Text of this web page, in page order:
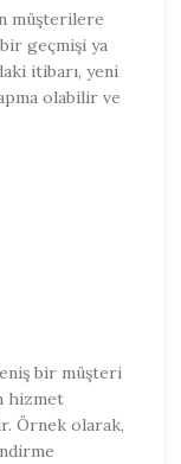
müşterilere
geçmişi ya
itibarı, yeni
olabilir ve
bir müşteri
hizmet
Örnek olarak,